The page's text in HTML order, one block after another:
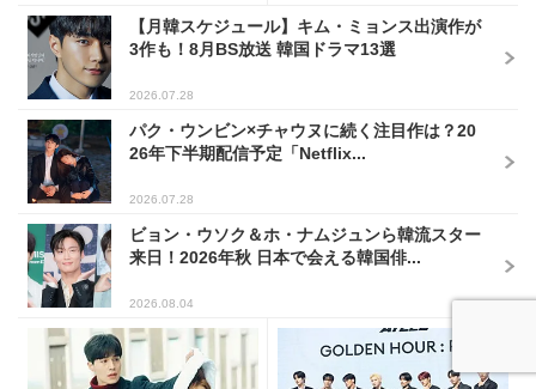
【月韓スケジュール】キム・ミョンス出演作が
3作も！8月BS放送 韓国ドラマ13選
2026.07.28
パク・ウンビン×チャウヌに続く注目作は？20
26年下半期配信予定「Netflix...
2026.07.28
ビョン・ウソク＆ホ・ナムジュンら韓流スター
来日！2026年秋 日本で会える韓国俳...
2026.08.04